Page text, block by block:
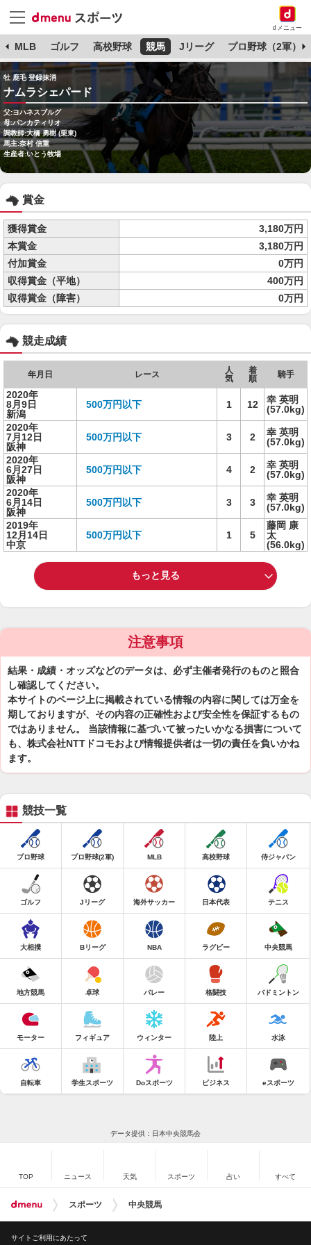
dメニュー
MLB ゴルフ 高校野球 競馬 Jリーグ プロ野球（2軍）
牡 鹿毛 登録抹消
ナムラシェパード
父:ヨハネスブルグ
母:パンカティリオ
調教師:大橋 勇樹 (栗東)
馬主:奈村 信重
生産者:いとう牧場
賞金
獲得賞金
3,180万円
本賞金
3,180万円
付加賞金
0万円
収得賞金（平地）
400万円
収得賞金（障害）
0万円
競走成績
年月日 レース
人
気
着
順
騎手
2020年
8月9日
新潟
500万円以下 1 12
幸 英明
(57.0kg)
2020年
7月12日
阪神
500万円以下 3 2
幸 英明
(57.0kg)
2020年
6月27日
阪神
500万円以下 4 2
幸 英明
(57.0kg)
2020年
6月14日
阪神
500万円以下 3 3
幸 英明
(57.0kg)
2019年
12月14日
中京
500万円以下 1 5
藤岡 康
太
(56.0kg)
もっと見る
注意事項
結果・成績・オッズなどのデータは、必ず主催者発行のものと照合
し確認してください。
本サイトのページ上に掲載されている情報の内容に関しては万全を
期しておりますが、その内容の正確性および安全性を保証するもの
ではありません。 当該情報に基づいて被ったいかなる損害について
も、株式会社NTTドコモおよび情報提供者は一切の責任を負いかね
ます。
競技一覧
プロ野球 プロ野球(2軍) MLB 高校野球 侍ジャパン
ゴルフ Jリーグ 海外サッカー 日本代表 テニス
大相撲 Bリーグ NBA ラグビー 中央競馬
地方競馬 卓球 バレー 格闘技 バドミントン
モーター フィギュア ウィンター 陸上 水泳
自転車 学生スポーツ Doスポーツ ビジネス eスポーツ
データ提供：日本中央競馬会
TOP ニュース 天気 スポーツ 占い すべて
スポーツ 中央競馬
サイトご利用にあたって